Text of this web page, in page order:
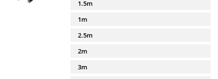
1.5m
1m
2.5m
2m
3m